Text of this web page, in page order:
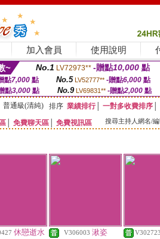
加入會員 使用說明
~ No.1 LV72973** -贈點10,000 點
點7,000點 No.5 LV52777** -贈點6,000點
點3,000 點 No.9 LV69831** -贈點2,000點
普通級(清純) 排序 業績排行│ 一對多收費排序
免費聊天區 免費視訊區 搜尋主持人網名/編
休戀逝水 V306003 湫姿 V302723